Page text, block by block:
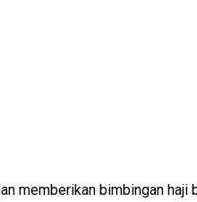
memberikan bimbingan haji